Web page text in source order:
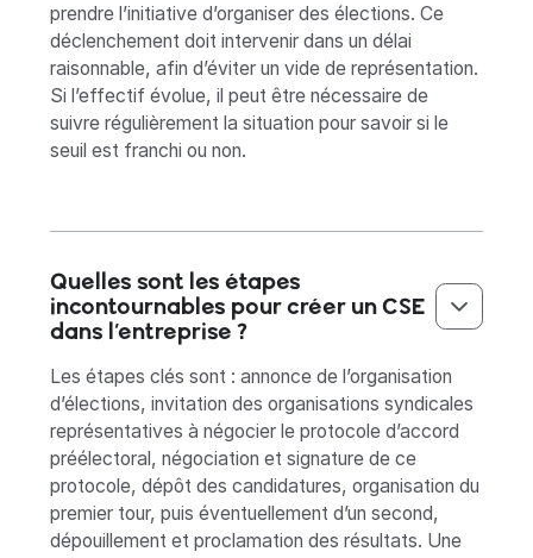
prendre l’initiative d’organiser des élections. Ce
déclenchement doit intervenir dans un délai
raisonnable, afin d’éviter un vide de représentation.
Si l’effectif évolue, il peut être nécessaire de
suivre régulièrement la situation pour savoir si le
seuil est franchi ou non.
Quelles sont les étapes
incontournables pour créer un CSE
dans l’entreprise ?
Les étapes clés sont : annonce de l’organisation
d’élections, invitation des organisations syndicales
représentatives à négocier le protocole d’accord
préélectoral, négociation et signature de ce
protocole, dépôt des candidatures, organisation du
premier tour, puis éventuellement d’un second,
dépouillement et proclamation des résultats. Une